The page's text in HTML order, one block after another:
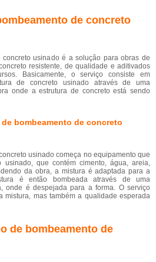
de concreto
usinado é a solução para obras de
resistente, de qualidade e aditivados
Basicamente, o serviço consiste em
de concreto usinado através de uma
onde a estrutura de concreto está sendo
bombeamento de concreto
usinado começa no equipamento que
que contém cimento, água, areia,
da obra, a mistura é adaptada para a
é então bombeada através de uma
onde é despejada para a forma. O serviço
mistura, mas também a qualidade esperada
de bombeamento de